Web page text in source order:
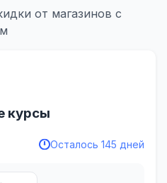
от магазинов с
курсы
Осталось 145 дней